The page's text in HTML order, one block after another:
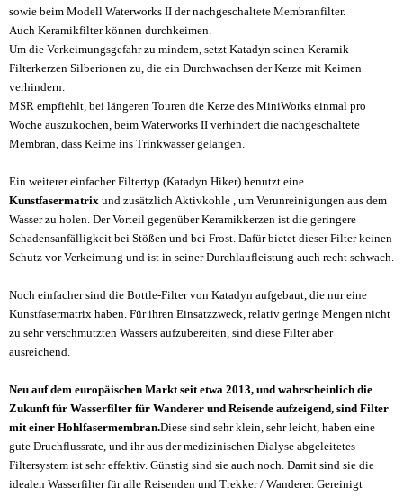
sowie beim Modell Waterworks II der nachgeschaltete Membranfilter.
Auch Keramikfilter können durchkeimen.
Um die Verkeimungsgefahr zu mindern, setzt Katadyn seinen Keramik-
Filterkerzen Silberionen zu, die ein Durchwachsen der Kerze mit Keimen
verhindern.
MSR empfiehlt, bei längeren Touren die Kerze des MiniWorks einmal pro
Woche auszukochen, beim Waterworks II verhindert die nachgeschaltete
Membran, dass Keime ins Trinkwasser gelangen.
Ein weiterer einfacher Filtertyp (Katadyn Hiker) benutzt eine
Kunstfasermatrix und zusätzlich Aktivkohle , um Verunreinigungen aus dem
Wasser zu holen. Der Vorteil gegenüber Keramikkerzen ist die geringere
Schadensanfälligkeit bei Stößen und bei Frost. Dafür bietet dieser Filter keinen
Schutz vor Verkeimung und ist in seiner Durchlaufleistung auch recht schwach.
Noch einfacher sind die Bottle-Filter von Katadyn aufgebaut, die nur eine
Kunstfasermatrix haben. Für ihren Einsatzzweck, relativ geringe Mengen nicht
zu sehr verschmutzten Wassers aufzubereiten, sind diese Filter aber
ausreichend.
Neu auf dem europäischen Markt seit etwa 2013, und wahrscheinlich die
Zukunft für Wasserfilter für Wanderer und Reisende aufzeigend, sind Filter
mit einer Hohlfasermembran.Diese sind sehr klein, sehr leicht, haben eine
gute Druchflussrate, und ihr aus der medizinischen Dialyse abgeleitetes
Filtersystem ist sehr effektiv. Günstig sind sie auch noch. Damit sind sie die
idealen Wasserfilter für alle Reisenden und Trekker / Wanderer. Gereinigt